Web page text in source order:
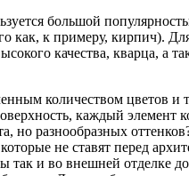
большой
как, к примеру, кирпич).
качества, кварца, а
количеством цветов
каждый элемент
но разнообразных
не ставят перед
и во внешней отделке